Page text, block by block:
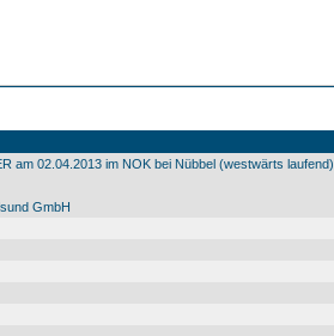
am 02.04.2013 im NOK bei Nübbel (westwärts laufend).
GmbH